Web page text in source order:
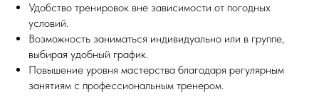
Удобство тренировок вне зависимости от погодных
условий.
Возможность заниматься индивидуально или в группе,
выбирая удобный график.
Повышение уровня мастерства благодаря регулярным
занятиям с профессиональным тренером.